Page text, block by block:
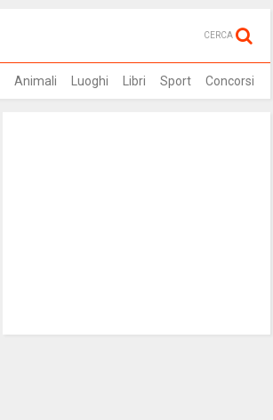
CERCA
Animali Luoghi Libri Sport Concorsi